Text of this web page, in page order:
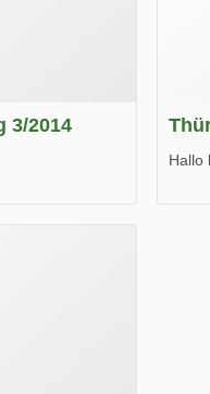
3/2014
Hallo